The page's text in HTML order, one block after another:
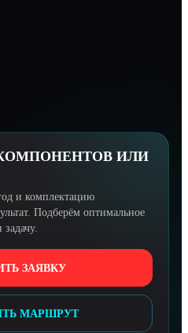
ИЛИ
и комплектацию
Подберём оптимальное
ЗАЯВКУ
МАРШРУТ